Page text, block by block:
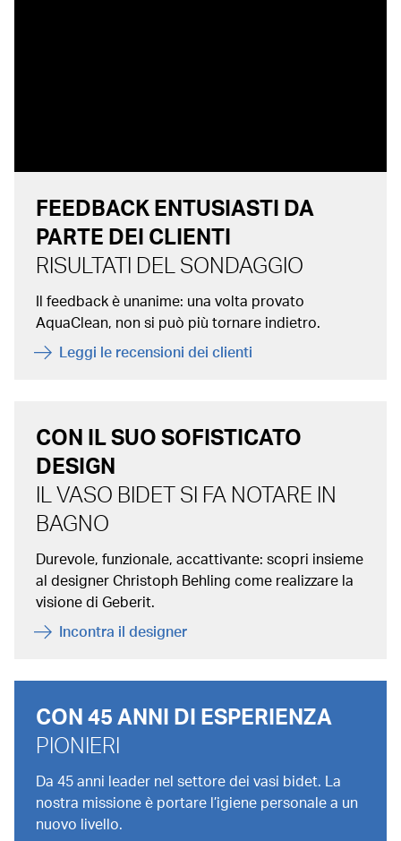
FEEDBACK ENTUSIASTI DA
PARTE DEI CLIENTI
RISULTATI DEL SONDAGGIO
Il feedback è unanime: una volta provato
AquaClean, non si può più tornare indietro.
Leggi le recensioni dei clienti
CON IL SUO SOFISTICATO
DESIGN
IL VASO BIDET SI FA NOTARE IN
BAGNO
Durevole, funzionale, accattivante: scopri insieme
al designer Christoph Behling come realizzare la
visione di Geberit.
Incontra il designer
CON 45 ANNI DI ESPERIENZA
PIONIERI
Da 45 anni leader nel settore dei vasi bidet. La
nostra missione è portare l’igiene personale a un
nuovo livello.